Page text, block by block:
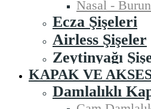
Nasal -
Ecza Şişeleri
Airless Şişeler
Zeytinyağı
KAPAK VE
Damlalıklı